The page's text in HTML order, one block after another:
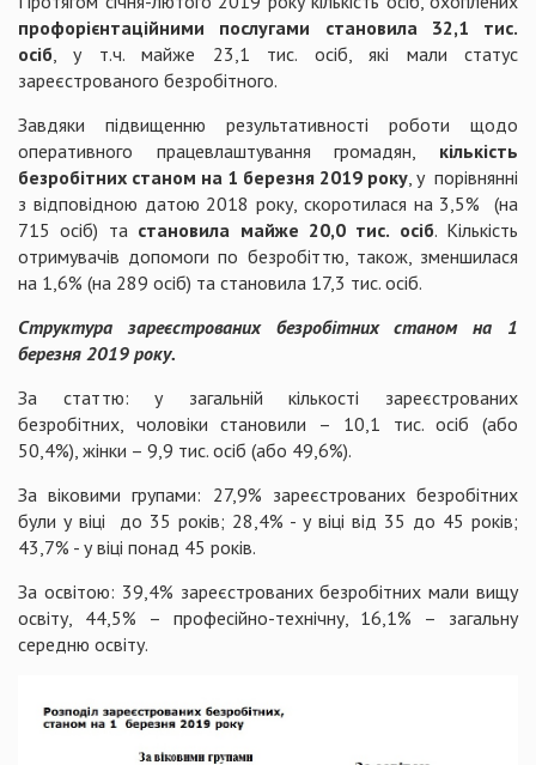
профорієнтаційними послугами становила 32,1 тис.
осіб , у т.ч. майже 23,1 тис. осіб, які мали статус
зареєстрованого безробітного.
Завдяки підвищенню результативності роботи щодо
оперативного працевлаштування громадян, кількість
безробітних станом на 1 березня 2019 року , у порівнянні
з відповідною датою 2018 року, скоротилася на 3,5% (на
715 осіб) та становила майже 20,0 тис. осіб. Кількість
отримувачів допомоги по безробіттю, також, зменшилася
на 1,6% (на 289 осіб) та становила 17,3 тис. осіб.
Структура зареєстрованих безробітних станом на 1
березня 2019 року.
За статтю: у загальній кількості зареєстрованих
безробітних, чоловіки становили – 10,1 тис. осіб (або
50,4%), жінки – 9,9 тис. осіб (або 49,6%).
За віковими групами: 27,9% зареєстрованих безробітних
були у віці до 35 років; 28,4% - у віці від 35 до 45 років;
43,7% - у віці понад 45 років.
За освітою: 39,4% зареєстрованих безробітних мали вищу
освіту, 44,5% – професійно-технічну, 16,1% – загальну
середню освіту.